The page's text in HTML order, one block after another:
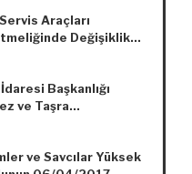
(TL)Araçları
Değişiklik
Başkanlığı
ve Taşra
Fazla
ve Savcılar Yüksek